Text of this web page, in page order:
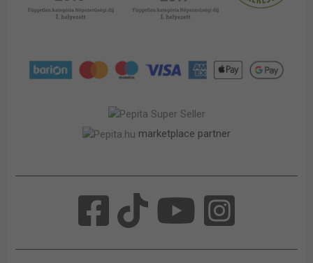
marketplace partner